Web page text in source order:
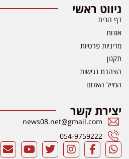
ניווט ראשי
דף הבית
אודות
מדיניות פרטיות
תקנון
הצהרת נגישות
המייל האדום
יצירת קשר
news08.net@gmail.com
054-9759222